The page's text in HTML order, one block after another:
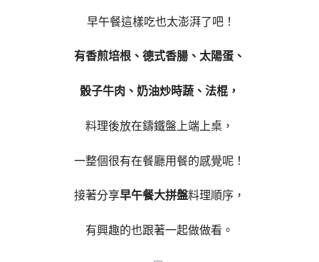
早午餐這樣吃也太澎湃了吧！
有香煎培根、德式香腸、太陽蛋、
骰子牛肉、奶油炒時蔬、法棍，
料理後放在鑄鐵盤上端上桌，
一整個很有在餐廳用餐的感覺呢！
接著分享早午餐大拼盤料理順序，
有興趣的也跟著一起做做看。